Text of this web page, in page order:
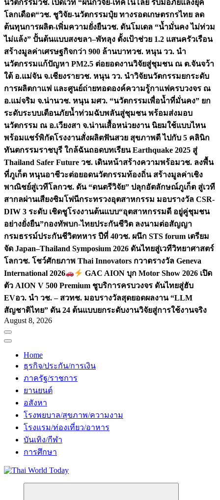
นวัตกรรมวช. เปิดเวที “ผนึกวิจัย-เทคโนโลยี รับมือภัยแล้งยุค
โลกเดือด“วช. ชูวิจัย-นวัตกรรมปุ๋ย ทางรอดเกษตรกรไทย ลด
ต้นทุนการผลิต-เพิ่มความยั่งยืนวช. ดันโมเดล “น้ำมั่นคง ไม่ท่วม
ไม่แล้ง” ปั้นต้นแบบสงขลา–พัทลุง ตั้งเป้าช่วย 1.2 แสนครัวเรือน
สร้างมูลค่าเศรษฐกิจกว่า 900 ล้านบาทวช. หนุน วว. นำ
นวัตกรรมแก้ปัญหา PM2.5 ต่อยอดงานวิจัยสู่ชุมชน ณ ต.จันจว้า
ใต้ อ.แม่จัน จ.เชียงรายวช. หนุน วว. นำวิจัยนวัตกรรมยกระดับ
การผลิตกาแฟ และศูนย์ถ่ายทอดองค์ความรู้กาแฟครบวงจร ณ
อ.แม่จริม จ.น่านวช. หนุน มศว. “นวัตกรรมเพื่อน้ำที่มั่นคง” ยก
ระดับระบบเตือนภัยน้ำท่วมฉับพลันสู่ชุมชน พร้อมส่งมอบ
นวัตกรรม ณ อ.เวียงสา จ.น่านเสื้อหน่วยงาน นิยมใช้แบบไหน
พร้อมแชร์พิกัดโรงงานสั่งผลิตฟันสวย สุขภาพดี ไปกับ 5 คลินิก
ทันตกรรมราชบุรี ใกล้ฉันถอดบทเรียน Earthquake 2025 สู่
Thailand Safer Future วช. เดินหน้าสร้างความพร้อมวช. ลงพื้น
ที่ภูเก็ต หนุนอาชีวะต่อยอดนวัตกรรมท้องถิ่น สร้างมูลค่าเชิง
พาณิชย์สู่เวทีโลกวช. ดัน “ดนตรีวิจัย” ปลุกอัตลักษณ์ภูเก็ต สู่เวที
สากลผ่านเสียงซิมโฟนีกระทรวงอุตสาหกรรม มอบรางวัล CSR-
DIW 3 ระดับ เชิดชูโรงงานต้นแบบ“อุตสาหกรรมดี อยู่คู่ชุมชน
อย่างยั่งยืน”กองทัพบก-ไทยประกันชีวิต ลงนามต่อสัญญา
กรมธรรม์ประกันชีวิตทหาร ปีที่ 40วช. ผนึก STS forum เตรียม
จัด Japan–Thailand Symposium 2026 ดันไทยสู่เวทีวิทยาศาสตร์
โลกวช. โชว์ศักยภาพ Thai Innovators กวาดรางวัล Geneva
International 2026
GAC AION บุก Motor Show 2026 เปิด
ตัว AION V 500 Premium ชูบริการครบวงจร ดันไทยสู่ฮับ
EVอว. นำ วช. – สวทช. มอบรางวัลสุดยอดผลงาน “LLM
สัญชาติไทย” ดัน 24 ต้นแบบยกระดับงานวิจัยสู่การใช้งานจริง
August 8, 2026
Home
ธุรกิจ/ประกัน/การเงิน
ภาครัฐ/ราชการ
ยานยนต์
อสังหา
โรงพยบาล/สุขภาพ/ความงาม
โรงแรม/ท่องเที่ยว/อาหาร
บันเทิง/กีฬา
การศึกษา